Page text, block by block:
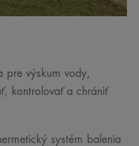
pre výskum vody,
kontrolovať a chrániť
systém balenia